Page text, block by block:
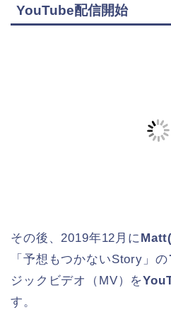
YouTube配信開始
その後、2019年12月に
「予想もつかないStory」の
ジックビデオ（MV）を
す。